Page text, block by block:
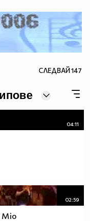
СЛЕДВАЙ147
04:11
02:59
Mio